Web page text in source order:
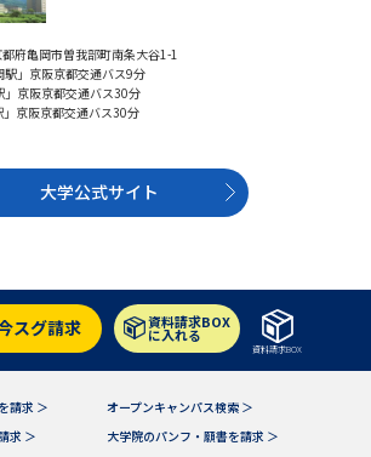
亀岡市曽我部町南条大谷1-1
駅」京阪京都交通バス9分
」京阪京都交通バス30分
京阪京都交通バス30分
大学公式サイト
スグ請求 資料請求BOX
に入れる
資料請求BOX
請求 ＞
オープンキャンパス検索 ＞
求 ＞
大学院のパンフ・願書を請求 ＞